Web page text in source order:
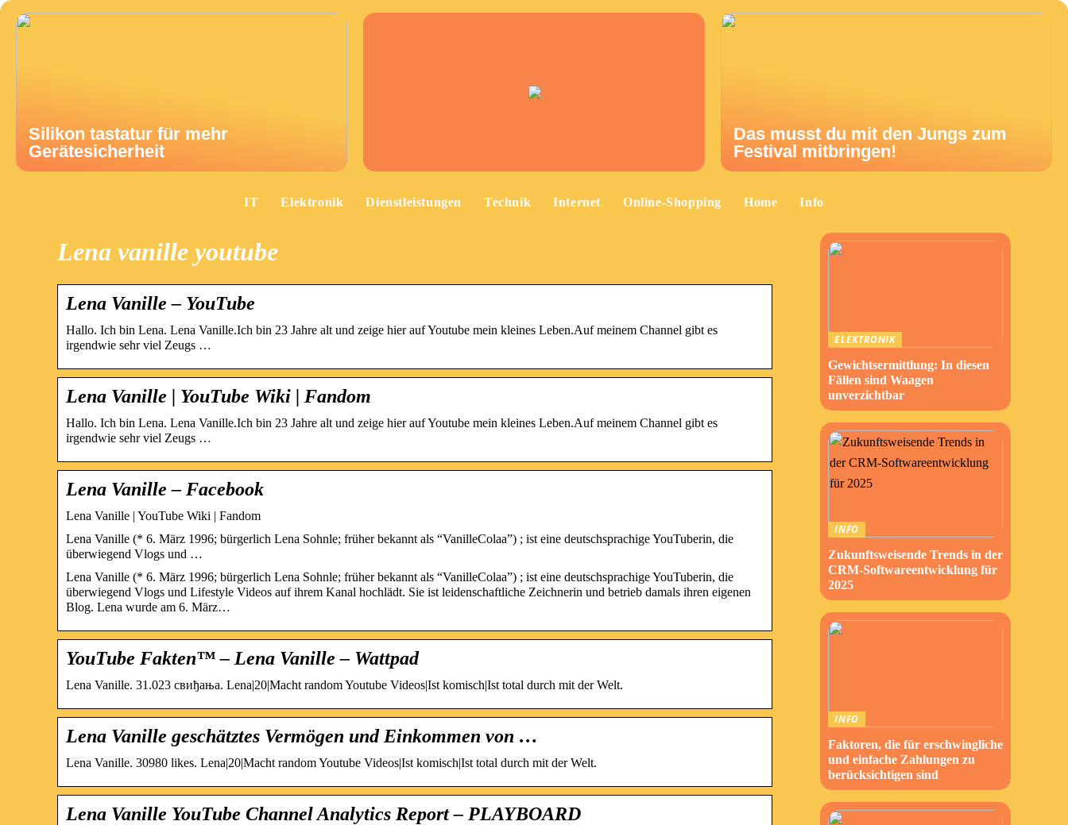
Silikon tastatur für mehr
Gerätesicherheit
Das musst du mit den Jungs zum
Festival mitbringen!
IT Elektronik Dienstleistungen Technik Internet Online-Shopping Home Info
Lena vanille youtube
Lena Vanille – YouTube
Hallo. Ich bin Lena. Lena Vanille.Ich bin 23 Jahre alt und zeige hier auf Youtube mein kleines Leben.Auf meinem Channel gibt es
irgendwie sehr viel Zeugs …
Lena Vanille | YouTube Wiki | Fandom
Hallo. Ich bin Lena. Lena Vanille.Ich bin 23 Jahre alt und zeige hier auf Youtube mein kleines Leben.Auf meinem Channel gibt es
irgendwie sehr viel Zeugs …
Lena Vanille – Facebook
Lena Vanille | YouTube Wiki | Fandom
Lena Vanille (* 6. März 1996; bürgerlich Lena Sohnle; früher bekannt als “VanilleColaa”) ; ist eine deutschsprachige YouTuberin, die
überwiegend Vlogs und …
Lena Vanille (* 6. März 1996; bürgerlich Lena Sohnle; früher bekannt als “VanilleColaa”) ; ist eine deutschsprachige YouTuberin, die
überwiegend Vlogs und Lifestyle Videos auf ihrem Kanal hochlädt. Sie ist leidenschaftliche Zeichnerin und betrieb damals ihren eigenen
Blog. Lena wurde am 6. März…
YouTube Fakten™ – Lena Vanille – Wattpad
Lena Vanille. 31.023 свиђања. Lena|20|Macht random Youtube Videos|Ist komisch|Ist total durch mit der Welt.
Lena Vanille geschätztes Vermögen und Einkommen von …
Lena Vanille. 30980 likes. Lena|20|Macht random Youtube Videos|Ist komisch|Ist total durch mit der Welt.
Lena Vanille YouTube Channel Analytics Report – PLAYBOARD
ELEKTRONIK
Gewichtsermittlung: In diesen
Fällen sind Waagen
unverzichtbar
INFO
Zukunftsweisende Trends in der
CRM-Softwareentwicklung für
2025
INFO
Faktoren, die für erschwingliche
und einfache Zahlungen zu
berücksichtigen sind